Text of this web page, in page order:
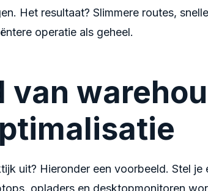
Het resultaat? Slimmere routes,
operatie als geheel.
van
uit? Hieronder een voorbeeld. Stel je
opladers en desktopmonitoren